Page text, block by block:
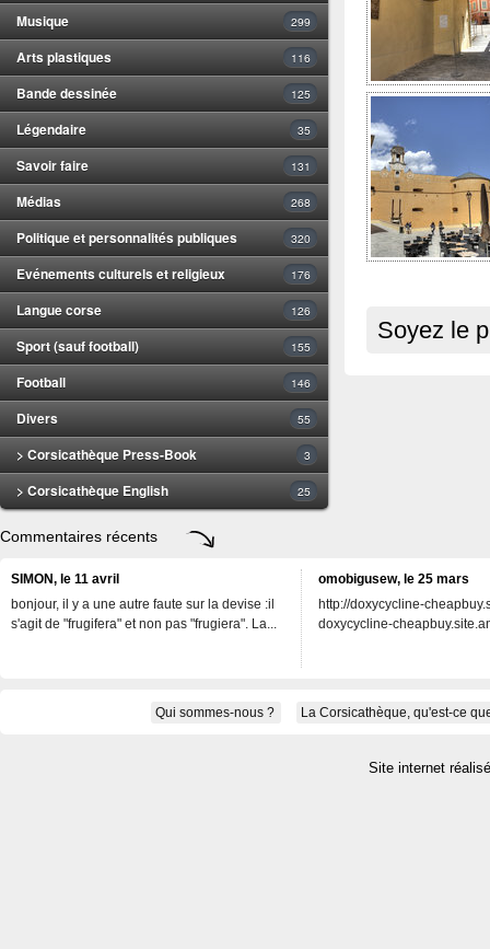
Musique 299
Arts plastiques 116
Bande dessinée 125
Légendaire 35
Savoir faire 131
Médias 268
Politique et personnalités publiques 320
Evénements culturels et religieux 176
Langue corse 126
Sport (sauf football) 155
Football 146
Divers 55
> Corsicathèque Press-Book 3
> Corsicathèque English 25
Soyez le
Commentaires récents
SIMON, le 11 avril
bonjour, il y a une autre faute sur la devise :il
s'agit de "frugifera" et non pas "frugiera". La...
omobigusew, le 25 mars
http://doxycycline-
doxycycline-
Qui sommes-nous ? La Corsicathèque, qu'est-ce
Site internet